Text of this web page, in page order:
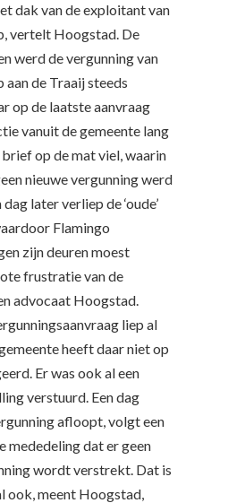
dak van de exploitant van
vertelt Hoogstad. De
werd de vergunning van
aan de Traaij steeds
op de laatste aanvraag
vanuit de gemeente lang
op de mat viel, waarin
nieuwe vergunning werd
later verliep de ‘oude’
Flamingo
zijn deuren moest
frustratie van de
advocaat Hoogstad.
liep al
heeft daar niet op
Er was ook al een
verstuurd. Een dag
afloopt, volgt een
mededeling dat er geen
wordt verstrekt. Dat is
ook, meent Hoogstad,